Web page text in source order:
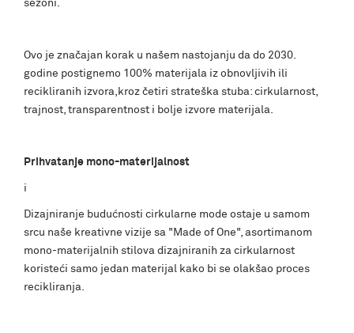
sezoni.
Ovo je značajan korak u našem nastojanju da do 2030.
godine postignemo 100% materijala iz obnovljivih ili
recikliranih izvora,kroz četiri strateška stuba: cirkularnost,
trajnost, transparentnost i bolje izvore materijala.
Prihvatanje mono-materijalnost
i
Dizajniranje budućnosti cirkularne mode ostaje u samom
srcu naše kreativne vizije sa "Made of One", asortimanom
mono-materijalnih stilova dizajniranih za cirkularnost
koristeći samo jedan materijal kako bi se olakšao proces
recikliranja.